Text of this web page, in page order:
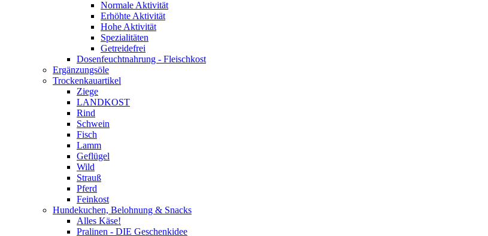
Normale Aktivität
Erhöhte Aktivität
Hohe Aktivität
Spezialitäten
Getreidefrei
Dosenfeuchtnahrung - Fleischkost
Ergänzungsöle
Trockenkauartikel
Ziege
LANDKOST
Rind
Schwein
Fisch
Lamm
Geflügel
Wild
Strauß
Pferd
Feinkost
Hundekuchen, Belohnung & Snacks
Alles Käse!
Pralinen - DIE Geschenkidee